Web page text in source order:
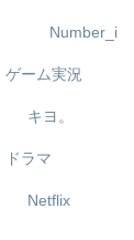
Number_i
ゲーム実況
キヨ。
ドラマ
Netflix